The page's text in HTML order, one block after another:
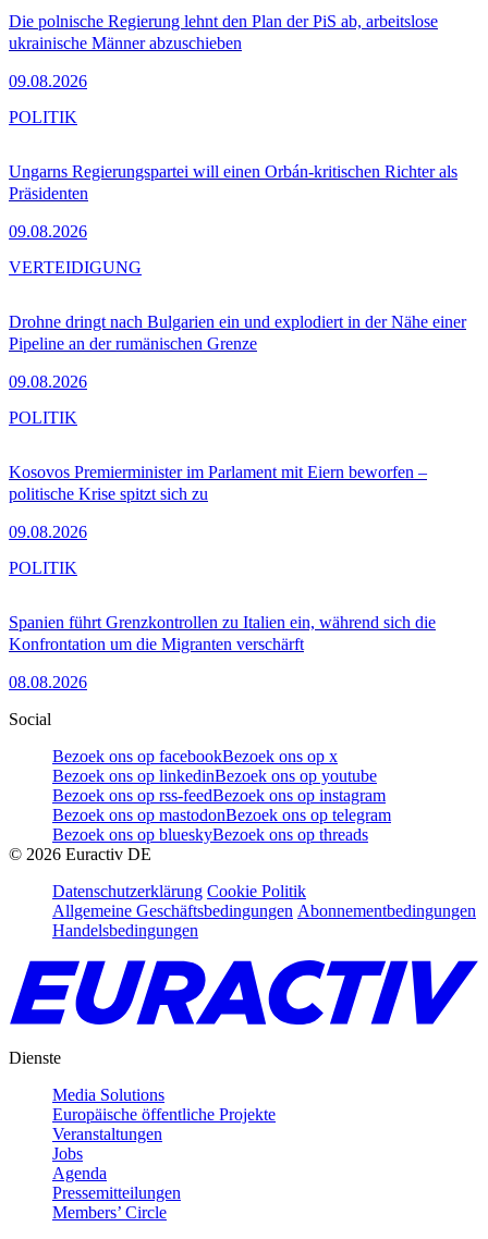
Die polnische Regierung lehnt den Plan der PiS ab, arbeitslose
ukrainische Männer abzuschieben
09.08.2026
Ungarns Regierungspartei will einen Orbán-kritischen Richter als
Präsidenten
09.08.2026
POLITIK
Drohne dringt nach Bulgarien ein und explodiert in der Nähe einer
Pipeline an der rumänischen Grenze
09.08.2026
VERTEIDIGUNG
Kosovos Premierminister im Parlament mit Eiern beworfen –
politische Krise spitzt sich zu
09.08.2026
POLITIK
Spanien führt Grenzkontrollen zu Italien ein, während sich die
Konfrontation um die Migranten verschärft
08.08.2026
POLITIK
Social
Bezoek ons op facebookBezoek ons op x
Bezoek ons op linkedinBezoek ons op youtube
Bezoek ons op rss-feedBezoek ons op instagram
Bezoek ons op mastodonBezoek ons op telegram
Bezoek ons op blueskyBezoek ons op threads
© 2026 Euractiv DE
Datenschutzerklärung Cookie Politik
Allgemeine Geschäftsbedingungen Abonnementbedingungen
Handelsbedingungen
Dienste
Media Solutions
Europäische öffentliche Projekte
Veranstaltungen
Jobs
Agenda
Pressemitteilungen
Members’ Circle